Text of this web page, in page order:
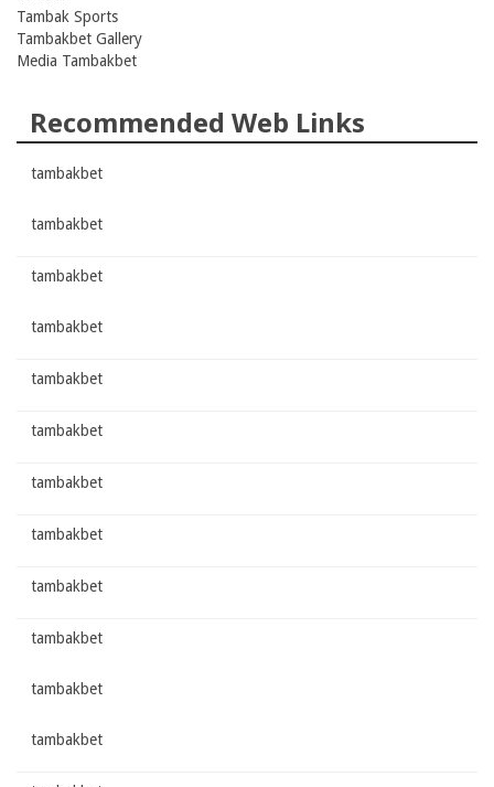
Tambak Sports
Tambakbet Gallery
Media Tambakbet
Recommended Web Links
tambakbet
tambakbet
tambakbet
tambakbet
tambakbet
tambakbet
tambakbet
tambakbet
tambakbet
tambakbet
tambakbet
tambakbet